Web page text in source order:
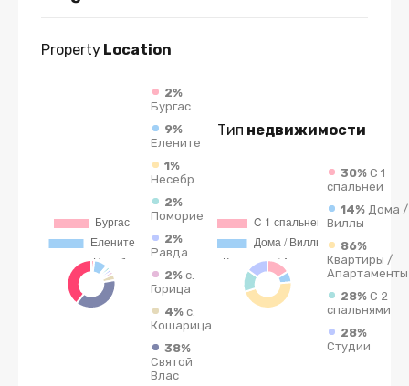
Property Location
2%
Бургас
9%
Елените
1%
Несебр
2%
Поморие
2%
Равда
2% с.
Горица
4% с.
Кошарица
38%
Святой
Влас
Тип недвижимости
30% C 1
спальней
14% Дома /
Виллы
86%
Квартиры /
Апартаменты
28% С 2
спальнями
28%
Студии